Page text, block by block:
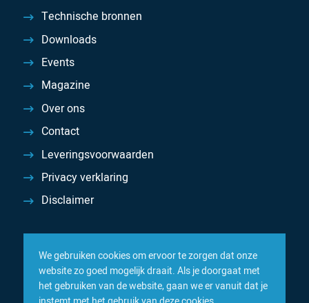
Technische bronnen
Downloads
Events
Magazine
Over ons
Contact
Leveringsvoorwaarden
Privacy verklaring
Disclaimer
We gebruiken cookies om ervoor te zorgen dat onze
website zo goed mogelijk draait. Als je doorgaat met
het gebruiken van de website, gaan we er vanuit dat je